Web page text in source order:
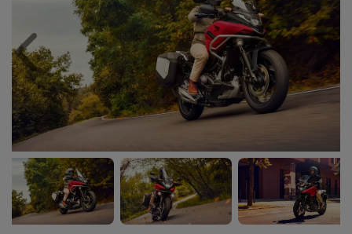
Anterior